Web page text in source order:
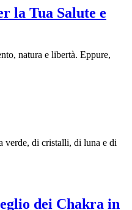
la Tua Salute e
natura e libertà. Eppure,
verde, di cristalli, di luna e di
dei Chakra in